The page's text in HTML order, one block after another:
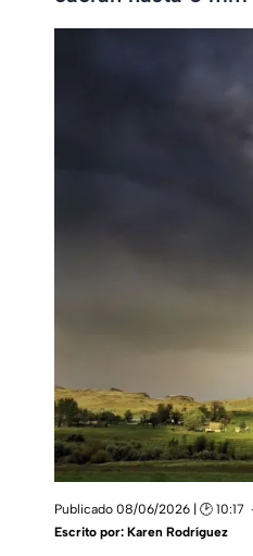
Publicado 08/06/2026 | 🕑 10:17
Escrito por: Karen Rodríguez